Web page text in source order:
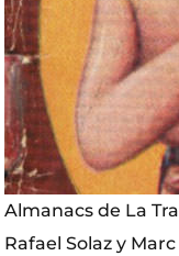
Almanacs de La
Rafael Solaz y